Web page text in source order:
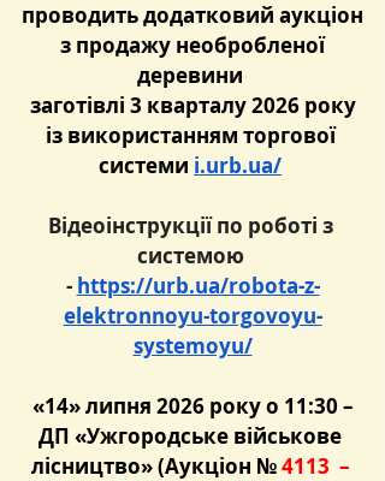
проводить додатковий аукціон
з продажу необробленої
деревини
заготівлі 3 кварталу 2026 року
із використанням торгової
системи i.urb.ua/
Відеоінструкції по роботі з
системою
- https://urb.ua/robota-z-
elektronnoyu-torgovoyu-
systemoyu/
«14» липня 2026 року о 11:30 –
ДП «Ужгородське військове
лісництво» (Аукціон № 4113 –